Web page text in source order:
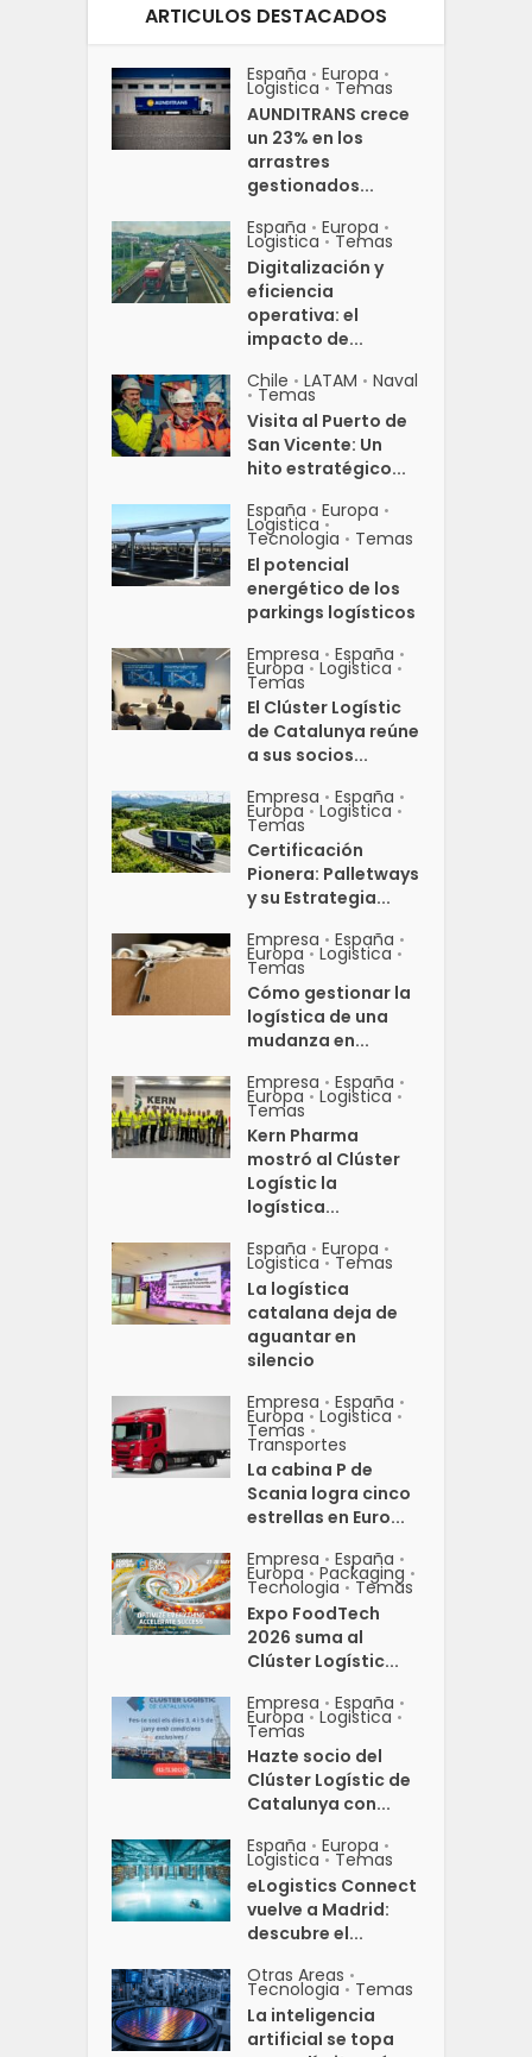
ARTICULOS DESTACADOS
España • Europa •
Logistica • Temas
AUNDITRANS crece
un 23% en los
arrastres
gestionados...
España • Europa •
Logistica • Temas
Digitalización y
eficiencia
operativa: el
impacto de...
Chile • LATAM • Naval
• Temas
Visita al Puerto de
San Vicente: Un
hito estratégico...
España • Europa •
Logistica •
Tecnologia • Temas
El potencial
energético de los
parkings logísticos
Empresa • España •
Europa • Logistica •
Temas
El Clúster Logístic
de Catalunya reúne
a sus socios...
Empresa • España •
Europa • Logistica •
Temas
Certificación
Pionera: Palletways
y su Estrategia...
Empresa • España •
Europa • Logistica •
Temas
Cómo gestionar la
logística de una
mudanza en...
Empresa • España •
Europa • Logistica •
Temas
Kern Pharma
mostró al Clúster
Logístic la
logística...
España • Europa •
Logistica • Temas
La logística
catalana deja de
aguantar en
silencio
Empresa • España •
Europa • Logistica •
Temas •
Transportes
La cabina P de
Scania logra cinco
estrellas en Euro...
Empresa • España •
Europa • Packaging •
Tecnologia • Temas
Expo FoodTech
2026 suma al
Clúster Logístic...
Empresa • España •
Europa • Logistica •
Temas
Hazte socio del
Clúster Logístic de
Catalunya con...
España • Europa •
Logistica • Temas
eLogistics Connect
vuelve a Madrid:
descubre el...
Otras Areas •
Tecnologia • Temas
La inteligencia
artificial se topa